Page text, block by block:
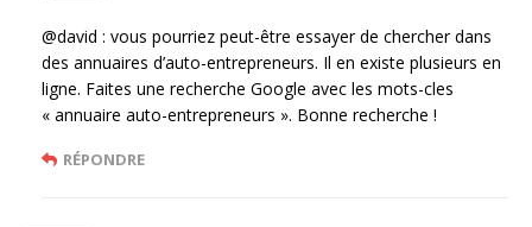
@david : vous pourriez peut-être essayer de chercher dans
des annuaires d’auto-entrepreneurs. Il en existe plusieurs en
ligne. Faites une recherche Google avec les mots-cles
« annuaire auto-entrepreneurs ». Bonne recherche !
RÉPONDRE